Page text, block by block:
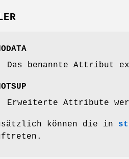
Das benannte Attribut
Erweiterte Attribute
können die in